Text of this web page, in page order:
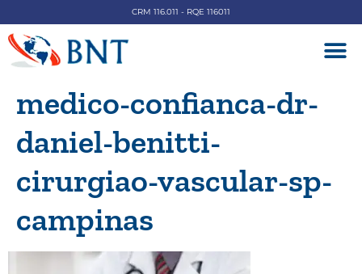
CRM 116.011 - RQE 116011
medico-confianca-dr-
daniel-benitti-
cirurgiao-vascular-sp-
campinas